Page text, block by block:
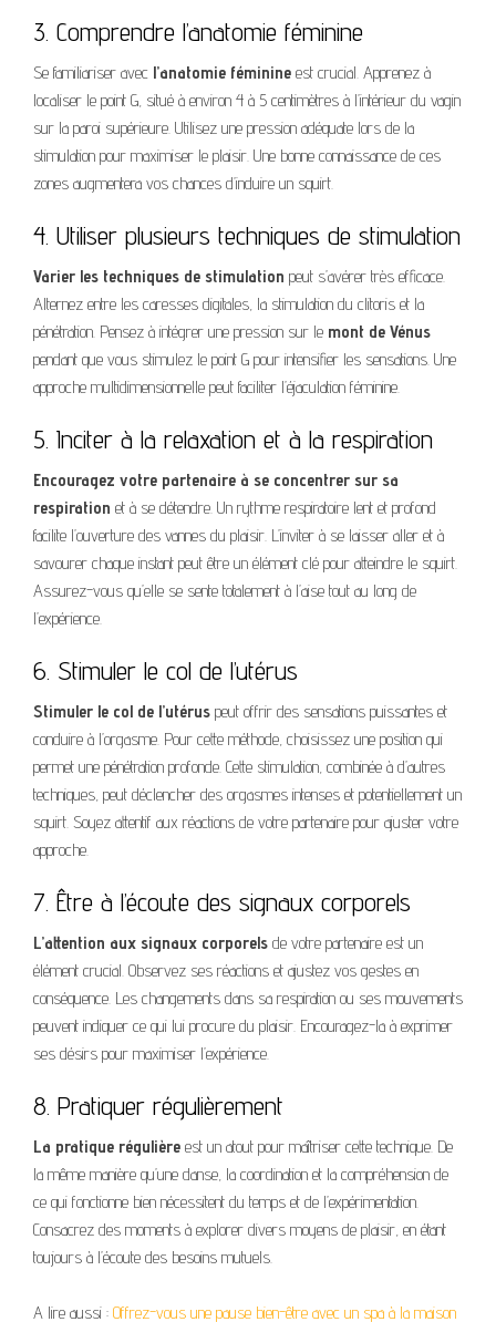
3. Comprendre l’anatomie féminine
Se familiariser avec l’anatomie féminine est crucial. Apprenez à
localiser le point G, situé à environ 4 à 5 centimètres à l’intérieur du vagin
sur la paroi supérieure. Utilisez une pression adéquate lors de la
stimulation pour maximiser le plaisir. Une bonne connaissance de ces
zones augmentera vos chances d’induire un squirt.
4. Utiliser plusieurs techniques de stimulation
Varier les techniques de stimulation peut s’avérer très efficace.
Alternez entre les caresses digitales, la stimulation du clitoris et la
pénétration. Pensez à intégrer une pression sur le mont de Vénus
pendant que vous stimulez le point G pour intensifier les sensations. Une
approche multidimensionnelle peut faciliter l’éjaculation féminine.
5. Inciter à la relaxation et à la respiration
Encouragez votre partenaire à se concentrer sur sa
respiration et à se détendre. Un rythme respiratoire lent et profond
facilite l’ouverture des vannes du plaisir. L’inviter à se laisser aller et à
savourer chaque instant peut être un élément clé pour atteindre le squirt.
Assurez-vous qu’elle se sente totalement à l’aise tout au long de
l’expérience.
6. Stimuler le col de l’utérus
Stimuler le col de l’utérus peut offrir des sensations puissantes et
conduire à l’orgasme. Pour cette méthode, choisissez une position qui
permet une pénétration profonde. Cette stimulation, combinée à d’autres
techniques, peut déclencher des orgasmes intenses et potentiellement un
squirt. Soyez attentif aux réactions de votre partenaire pour ajuster votre
approche.
7. Être à l’écoute des signaux corporels
L’attention aux signaux corporels de votre partenaire est un
élément crucial. Observez ses réactions et ajustez vos gestes en
conséquence. Les changements dans sa respiration ou ses mouvements
peuvent indiquer ce qui lui procure du plaisir. Encouragez-la à exprimer
ses désirs pour maximiser l’expérience.
8. Pratiquer régulièrement
La pratique régulière est un atout pour maîtriser cette technique. De
la même manière qu’une danse, la coordination et la compréhension de
ce qui fonctionne bien nécessitent du temps et de l’expérimentation.
Consacrez des moments à explorer divers moyens de plaisir, en étant
toujours à l’écoute des besoins mutuels.
A lire aussi : Offrez-vous une pause bien-être avec un spa à la maison